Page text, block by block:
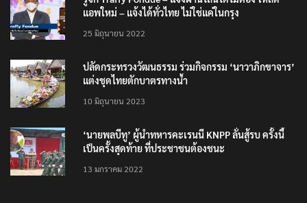
แอพใหม่ – แจ้งได้ทั่วไทย ไม่ใช่แค่ในกรุง
25 มิถุนายน 2022
ปลัดกระทรวงวัฒนธรรม ร่วมกิจกรรม ‘นาวาภิกขาจาร’
แต่งชุดไทยตักบาตรทางน้ำ
10 มิถุนายน 2023
‘นายพลบีทู’ ผู้นำทหารคะเรนนี KNPP ลั่นสู้รบ ครั้งนี้
เป็นครั้งสุดท้าย ที่ประชาชนต้องชนะ
13 มกราคม 2022